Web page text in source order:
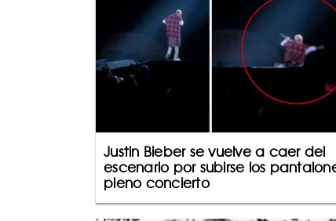
Justin Bieber se vuelve a caer del
escenario por subirse los
pleno concierto